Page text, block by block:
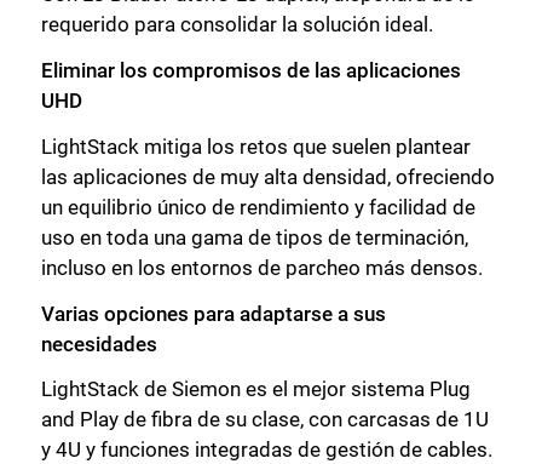
requerido para consolidar la solución ideal.
Eliminar los compromisos de las aplicaciones
UHD
LightStack mitiga los retos que suelen plantear
las aplicaciones de muy alta densidad, ofreciendo
un equilibrio único de rendimiento y facilidad de
uso en toda una gama de tipos de terminación,
incluso en los entornos de parcheo más densos.
Varias opciones para adaptarse a sus
necesidades
LightStack de Siemon es el mejor sistema Plug
and Play de fibra de su clase, con carcasas de 1U
y 4U y funciones integradas de gestión de cables.